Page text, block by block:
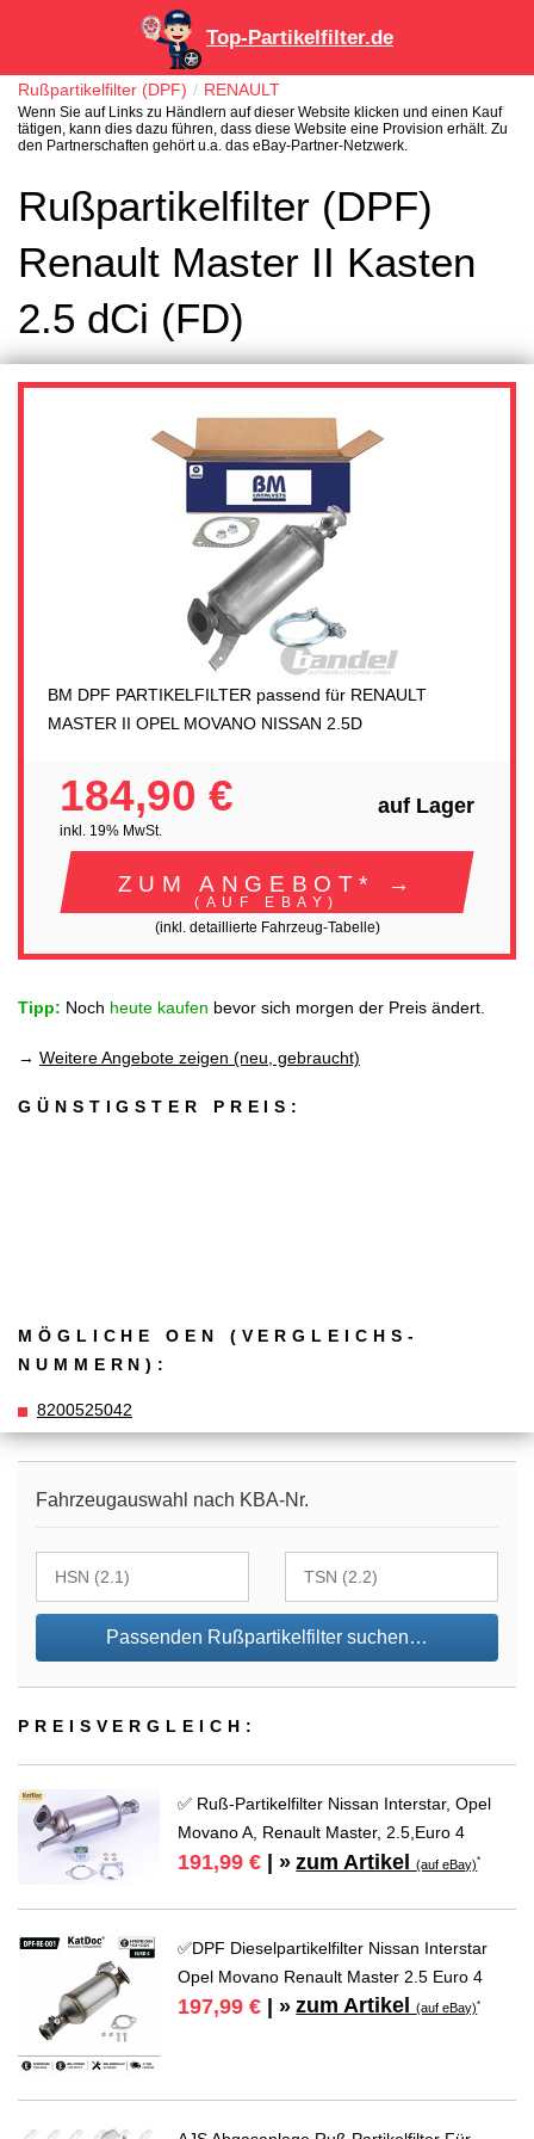
Top-Partikelfilter.de
Rußpartikelfilter (DPF) RENAULT
Wenn Sie auf Links zu Händlern auf dieser Website klicken und einen Kauf
tätigen, kann dies dazu führen, dass diese Website eine Provision erhält. Zu
den Partnerschaften gehört u.a. das eBay-Partner-Netzwerk.
Rußpartikelfilter (DPF)
Renault Master II Kasten
2.5 dCi (FD)
BM DPF PARTIKELFILTER passend für RENAULT
MASTER II OPEL MOVANO NISSAN 2.5D
184,90 €
inkl. 19% MwSt.
auf Lager
ZUM ANGEBOT* →
(AUF EBAY)
(inkl. detaillierte Fahrzeug-Tabelle)
Tipp: Noch heute kaufen bevor sich morgen der Preis ändert.
→ Weitere Angebote zeigen (neu, gebraucht)
GÜNSTIGSTER PREIS:
MÖGLICHE OEN (VERGLEICHS­
NUMMERN):
8200525042
Fahrzeugauswahl nach KBA-Nr.
Passenden Rußpartikelfilter suchen…
PREIS­VER­GLEICH:
✅ Ruß-Partikelfilter Nissan Interstar, Opel
Movano A, Renault Master, 2.5,Euro 4
191,99 € | » zum Artikel(auf eBay)*
✅DPF Dieselpartikelfilter Nissan Interstar
Opel Movano Renault Master 2.5 Euro 4
197,99 € | » zum Artikel(auf eBay)*